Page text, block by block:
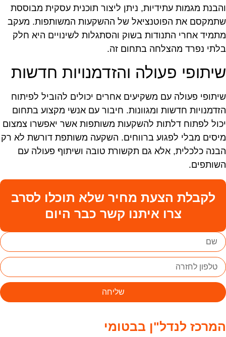
מגמות עתידיות, ניתן ליצור תוכנית עסקית מבוססת
את הפוטנציאל של ההשקעות המשותפות. מעקב
אחרי התנודות בשוק והסתגלות לשינויים היא חלק
נפרד מהצלחה בתחום זה.
פעולה והזדמנויות חדשות
פעולה עם משקיעים אחרים יכולים להוביל לפיתוח
חדשות ומגוונות. חיבור עם אנשי מקצוע בתחום
לפתוח דלתות להשקעות משותפות אשר יאפשרו צמצום
מבלי לפגוע ברווחים. השקעה משותפת דורשת לא רק
כלכלית, אלא גם תקשורת טובה ושיתוף פעולה עם
לקבלת הצעת מחיר שלא תוכלו לסרב
צרו איתנו קשר כבר היום
שליחה
לנדל"ן בבטומי